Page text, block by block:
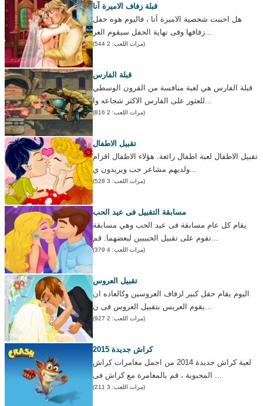
قبلة زفاف الاميرة آنا
هل احببت شخصية الاميرة آنا ، فاليوم هوه حفل
زفافها وفى نهاية الحفل سيقوم العر...
(مرات اللعب: 2 544)
قبلة الفارس
قبلة الفارس هي لعبة منافسة من القرون الوسطي
للعثور على الفارس الاكثر شجاعه وا...
(مرات اللعب: 2 816)
تقبيل الاطفال
تقبيل الاطفال لعبة اطفال رائعة. هؤلاء الاطفال اقزام
ولديهم مشاعر حب ويريدون ي...
(مرات اللعب: 3 528)
مسابقة التقبيل فى عيد الحب
يقام كل عام مسابقة فى عيد الحب وهي مسابقة
تقوم على تقبيل الحبيبين لبعضهما. قم...
(مرات اللعب: 4 379)
تقبيل العروس
اليوم يقام حفل كبير لزفاف العروسين وكالعاده ان
يقوم العريس بتقبيل العروس فى ن...
(مرات اللعب: 2 927)
كراش جديدة 2015
لعبة كراش جديدة 2014 من اجمل مغامرات كراش
المحبوبة ، قم بالمغامرة مع كراش فى ...
(مرات اللعب: 3 211)